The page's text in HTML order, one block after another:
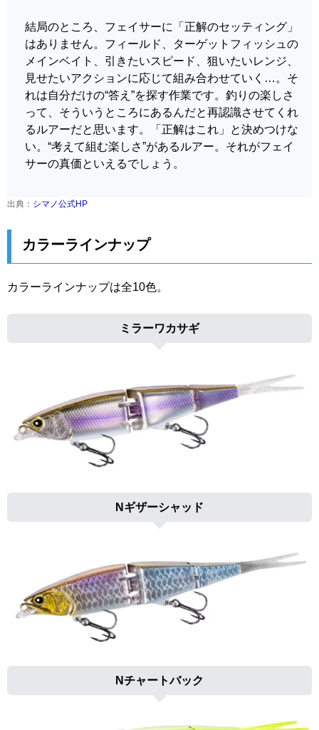
結局のところ、フェイサーに「正解のセッティング」
はありません。フィールド、ターゲットフィッシュの
メインベイト、引きたいスピード、狙いたいレンジ、
見せたいアクションに応じて組み合わせていく…。そ
れは自分だけの“答え”を探す作業です。釣りの楽しさ
って、そういうところにあるんだと再認識させてくれ
るルアーだと思います。「正解はこれ」と決めつけな
い。“考えて組む楽しさ”があるルアー。それがフェイ
サーの真価といえるでしょう。
出典： シマノ公式HP
カラーラインナップ
カラーラインナップは全10色。
ミラーワカサギ
Nギザーシャッド
Nチャートバック